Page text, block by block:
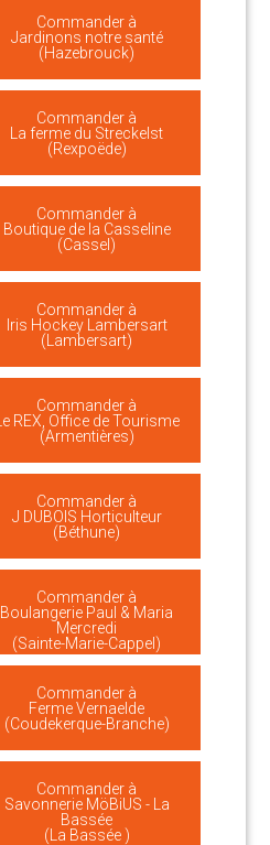
Commander à
Jardinons notre santé
(Hazebrouck)
Commander à
La ferme du Streckelst
(Rexpoëde)
Commander à
Boutique de la Casseline
(Cassel)
Commander à
Iris Hockey Lambersart
(Lambersart)
Commander à
Le REX, Office de Tourisme
(Armentières)
Commander à
J DUBOIS Horticulteur
(Béthune)
Commander à
Boulangerie Paul & Maria
Mercredi
(Sainte-Marie-Cappel)
Commander à
Ferme Vernaelde
(Coudekerque-Branche)
Commander à
Savonnerie MöBiUS - La
Bassée
(La Bassée )